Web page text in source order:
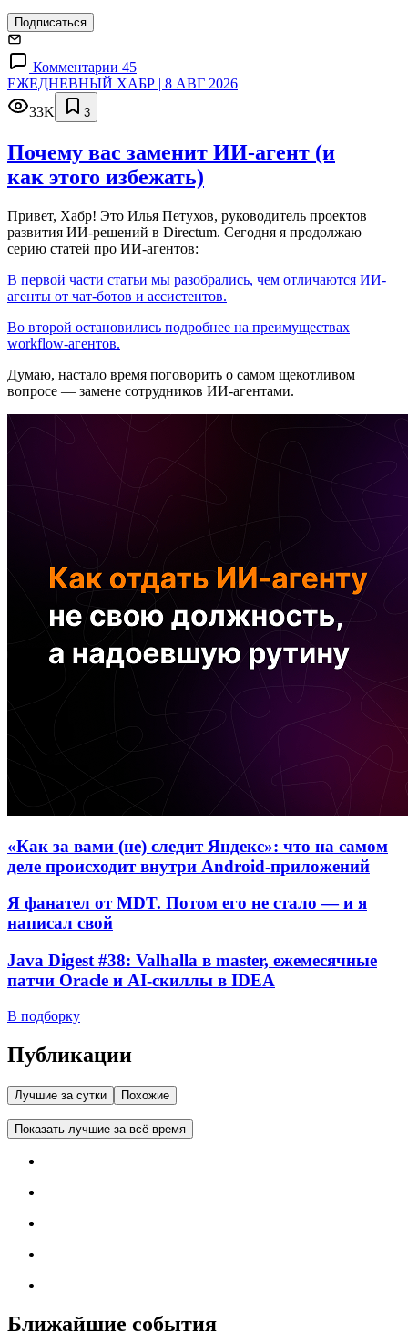
Подписаться
Комментарии 45
ЕЖЕДНЕВНЫЙ ХАБР | 8 АВГ 2026
33K
3
Почему вас заменит ИИ‑агент (и
как этого избежать)
Привет, Хабр! Это Илья Петухов, руководитель проектов
развития ИИ-решений в Directum. Сегодня я продолжаю
серию статей про ИИ-агентов:
В первой части статьи мы разобрались, чем отличаются ИИ-
агенты от чат-ботов и ассистентов.
Во второй остановились подробнее на преимуществах
workflow-агентов.
Думаю, настало время поговорить о самом щекотливом
вопросе — замене сотрудников ИИ-агентами.
«Как за вами (не) следит Яндекс»: что на самом
деле происходит внутри Android-приложений
Я фанател от MDT. Потом его не стало — и я
написал свой
Java Digest #38: Valhalla в master, ежемесячные
патчи Oracle и AI-скиллы в IDEA
В подборку
Публикации
Лучшие за сутки Похожие
Показать лучшие за всё время
Ближайшие события